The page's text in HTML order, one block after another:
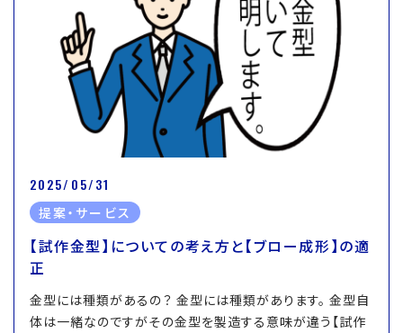
2025/05/31
提案・サービス
【試作金型】についての考え方と【ブロー成形】の適
正
金型には種類があるの？ 金型には種類があります。 金型自
体は一緒なのですがその金型を製造する意味が違う【試作